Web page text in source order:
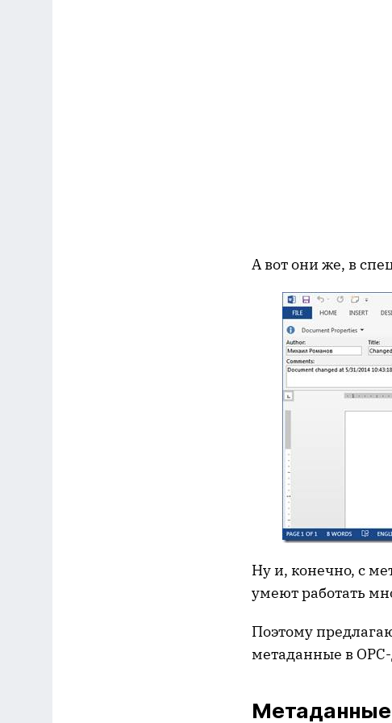
А вот они же, в
Ну и, конечно, с
умеют работать
Поэтому
метаданные в
Метаданные